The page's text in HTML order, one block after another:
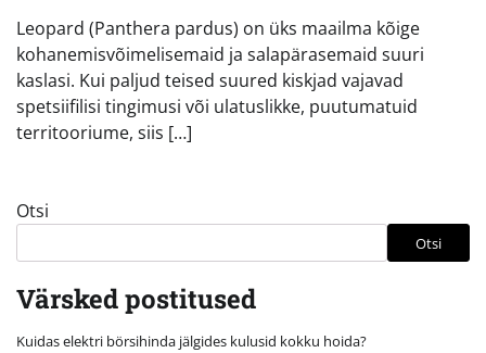
Leopard (Panthera pardus) on üks maailma kõige
kohanemisvõimelisemaid ja salapärasemaid suuri
kaslasi. Kui paljud teised suured kiskjad vajavad
spetsiifilisi tingimusi või ulatuslikke, puutumatuid
territooriume, siis […]
Otsi
Otsi
Värsked postitused
Kuidas elektri börsihinda jälgides kulusid kokku hoida?